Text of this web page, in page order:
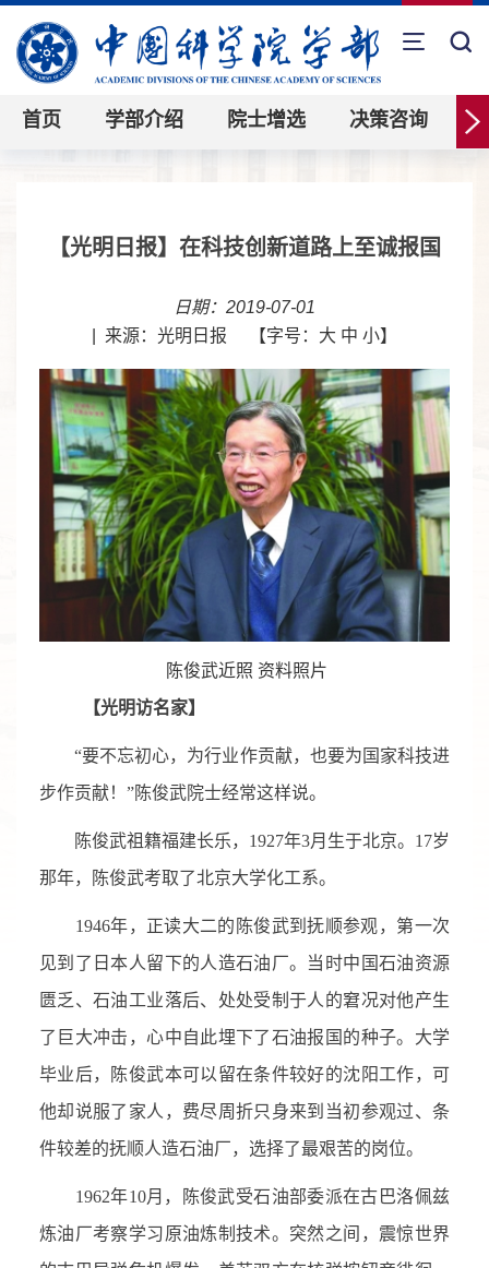
首页 学部介绍 院士增选 决策咨询
【光明日报】在科技创新道路上至诚报国
日期：2019-07-01
来源：光明日报 【字号： 大 中 小】
陈俊武近照 资料照片
【光明访名家】
“要不忘初心，为行业作贡献，也要为国家科技进
步作贡献！”陈俊武院士经常这样说。
陈俊武祖籍福建长乐，1927年3月生于北京。17岁
那年，陈俊武考取了北京大学化工系。
1946年，正读大二的陈俊武到抚顺参观，第一次
见到了日本人留下的人造石油厂。当时中国石油资源
匮乏、石油工业落后、处处受制于人的窘况对他产生
了巨大冲击，心中自此埋下了石油报国的种子。大学
毕业后，陈俊武本可以留在条件较好的沈阳工作，可
他却说服了家人，费尽周折只身来到当初参观过、条
件较差的抚顺人造石油厂，选择了最艰苦的岗位。
1962年10月，陈俊武受石油部委派在古巴洛佩兹
炼油厂考察学习原油炼制技术。突然之间，震惊世界